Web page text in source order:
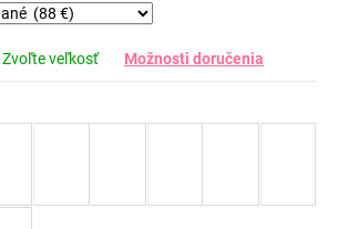
Zvoľte veľkosť Možnosti doručenia